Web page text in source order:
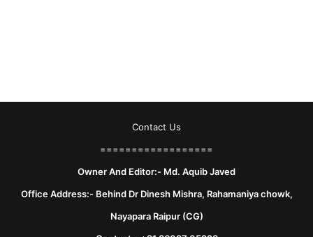
Contact Us
==================
Owner And Editor:- Md. Aquib Javed
Office Address:- Behind Dr Dinesh Mishra, Rahamaniya chowk,
Nayapara Raipur (CG)